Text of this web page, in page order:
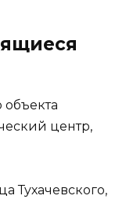
объекта
центр,
Тухачевского,